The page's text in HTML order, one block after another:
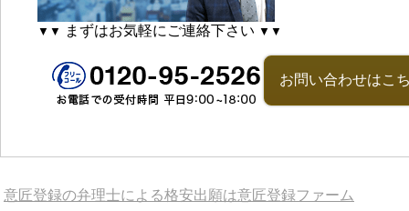
▼▼ まずはお気軽にご連絡下さい ▼▼
お問い合わせはこ
意匠登録の弁理士による格安出願は意匠登録ファーム